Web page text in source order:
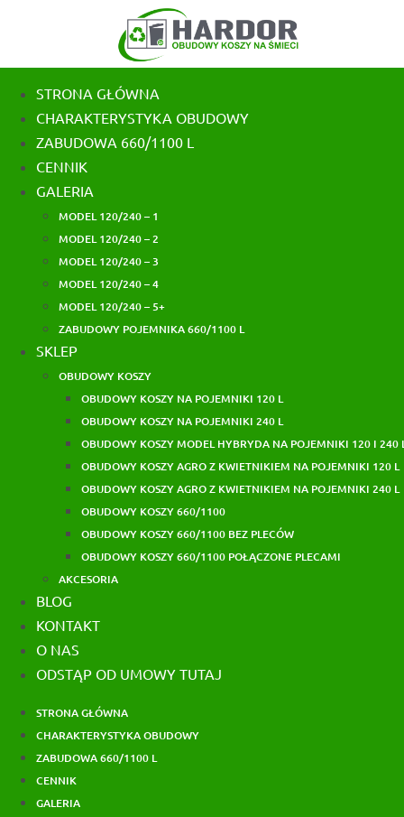
STRONA GŁÓWNA
CHARAKTERYSTYKA OBUDOWY
ZABUDOWA 660/1100 L
CENNIK
GALERIA
MODEL 120/240 – 1
MODEL 120/240 – 2
MODEL 120/240 – 3
MODEL 120/240 – 4
MODEL 120/240 – 5+
ZABUDOWY POJEMNIKA 660/1100 L
SKLEP
OBUDOWY KOSZY
OBUDOWY KOSZY NA POJEMNIKI 120 L
OBUDOWY KOSZY NA POJEMNIKI 240 L
OBUDOWY KOSZY MODEL HYBRYDA NA POJEMNIKI 120 I 240
OBUDOWY KOSZY AGRO Z KWIETNIKIEM NA POJEMNIKI 120 L
OBUDOWY KOSZY AGRO Z KWIETNIKIEM NA POJEMNIKI 240 L
OBUDOWY KOSZY 660/1100
OBUDOWY KOSZY 660/1100 BEZ PLECÓW
OBUDOWY KOSZY 660/1100 POŁĄCZONE PLECAMI
AKCESORIA
BLOG
KONTAKT
O NAS
ODSTĄP OD UMOWY TUTAJ
STRONA GŁÓWNA
CHARAKTERYSTYKA OBUDOWY
ZABUDOWA 660/1100 L
CENNIK
GALERIA